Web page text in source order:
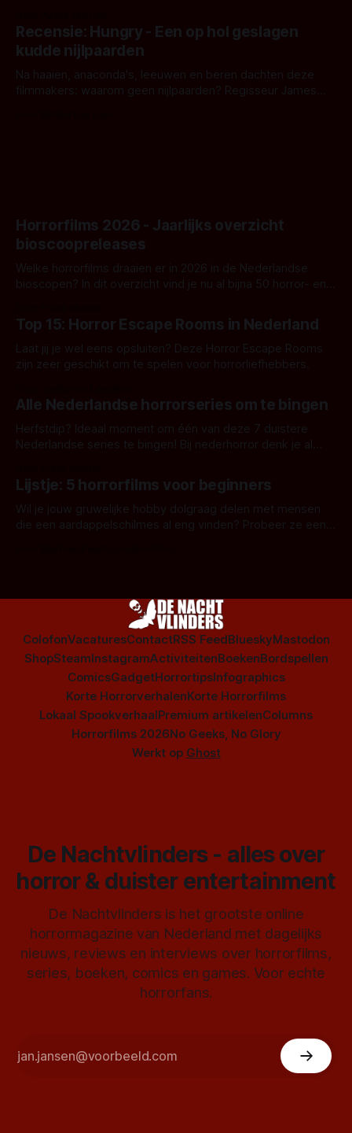
achtergrond, belooft iets kleurrijks maar onheilspellends,
iets ongrijpbaars. En dat maakt De Groen met ieder woord
waar.
Recensie: Hungry - Een op hol geslagen
kudde nijlpaarden
Na haaien, anaconda's, leeuwen en beren dachten deze
filmmakers: waarom geen nijlpaarden? Regisseur James
Horrorfilms 2026 - Jaarlijks overzicht
bioscoopreleases
Welke horrorfilms draaien er in 2026 in de Nederlandse
bioscopen? In dit overzicht vind je nu al bijna 50 horror- en
Top 15: Horror Escape Rooms in Nederland
Laat jij je wel eens opsluiten? Deze Horror Escape Rooms
zijn zeer geschikt om te spelen voor horrorliefhebbers.
Alle Nederlandse horrorseries om te bingen
Herfstdip? Ideaal moment om één van deze 7 duistere
Nederlandse series te bingen! Bij nederhorror denk je al
Amsterdamned of The Johnsons. Maar Nederlandse horror
is niet beperkt tot films. Hier een aantal Nederlandse tv-
series uit het duistere of horrorgenre. Als
Lijstje: 5 horrorfilms voor beginners
Wil je jouw gruwelijke hobby dolgraag delen met mensen
die een aardappelschilmes al eng vinden? Probeer ze eens
ColofonVacaturesContactRSS FeedBlueskyMastodon
ShopSteamInstagramActiviteitenBoekenBordspellen
ComicsGadgetHorrortipsInfographics
Korte HorrorverhalenKorte Horrorfilms
Lokaal SpookverhaalPremium artikelenColumns
Horrorfilms 2026No Geeks, No Glory
Werkt op Ghost
De Nachtvlinders - alles over
horror & duister entertainment
De Nachtvlinders is het grootste online
horrormagazine van Nederland met dagelijks
nieuws, reviews en interviews over horrorfilms,
series, boeken, comics en games. Voor echte
horrorfans.